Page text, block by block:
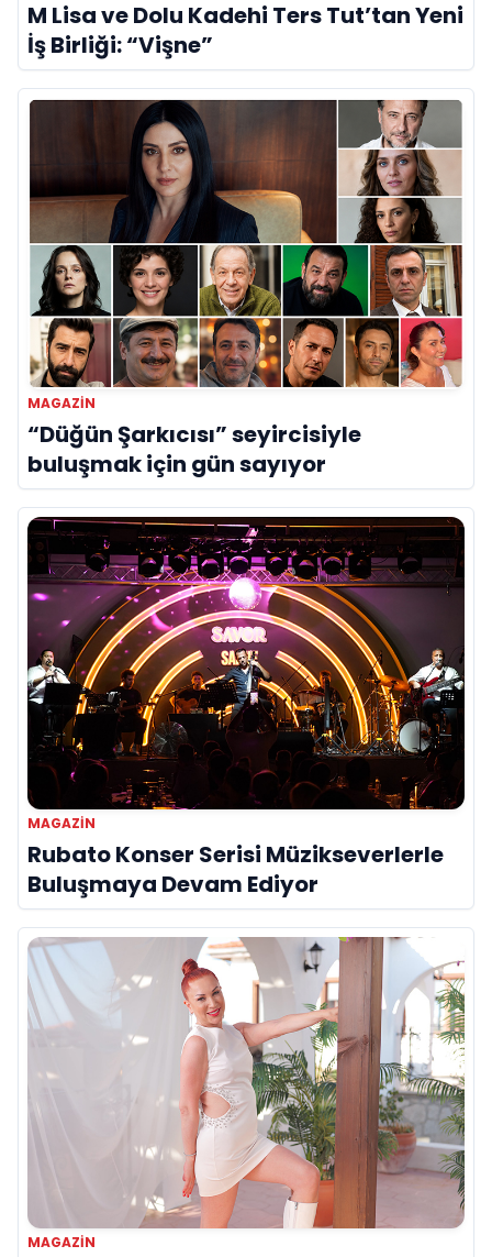
M Lisa ve Dolu Kadehi Ters Tut’tan Yeni
İş Birliği: “Vişne”
MAGAZİN
“Düğün Şarkıcısı” seyircisiyle
buluşmak için gün sayıyor
MAGAZİN
Rubato Konser Serisi Müzikseverlerle
Buluşmaya Devam Ediyor
MAGAZİN